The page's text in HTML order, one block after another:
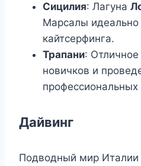
Сицилия: Лагуна
Марсалы идеально
кайтсерфинга.
Трапани:
новичков и
Дайвинг
Подводный мир Италии